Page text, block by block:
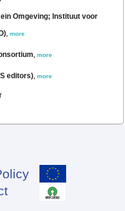
Omgeving; Instituut voor
,more
,more
editors),more